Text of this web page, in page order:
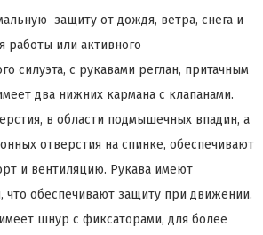
защиту от дождя, ветра, снега и
работы или активного
силуэта, с рукавами реглан, притачным
два нижних кармана с клапанами.
в области подмышечных впадин, а
отверстия на спинке, обеспечивают
и вентиляцию. Рукава имеют
что обеспечивают защиту при движении.
шнур с фиксаторами, для более